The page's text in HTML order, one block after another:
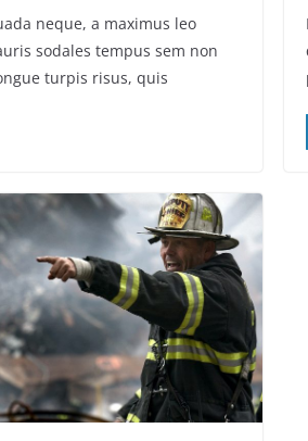
neque, a maximus leo
sodales tempus sem non
turpis risus, quis